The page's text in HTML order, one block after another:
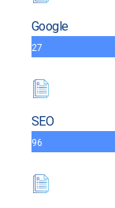
Google
27
SEO
96